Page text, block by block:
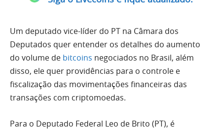
Um deputado vice-líder do PT na Câmara dos
Deputados quer entender os detalhes do aumento
do volume de bitcoins negociados no Brasil, além
disso, ele quer providências para o controle e
fiscalização das movimentações financeiras das
transações com criptomoedas.
Para o Deputado Federal Leo de Brito (PT), é